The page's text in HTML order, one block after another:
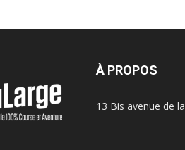
À PROPOS
13 Bis avenue de